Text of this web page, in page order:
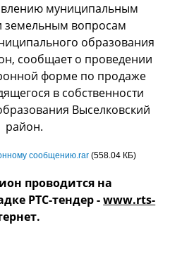
муниципальным
земельным вопросам
образования
сообщает о проведении
форме по продаже
в собственности
Выселковский
район.
сообщению.rar (558.04 КБ)
проводится на
РТС-тендер -www.rts-